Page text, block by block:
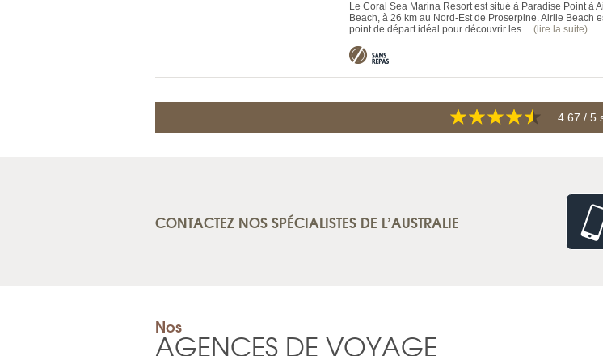
Le Coral Sea Marina Resort est situé à Paradise Point à
Beach, à 26 km au Nord-Est de Proserpine. Airlie Beach
point de départ idéal pour découvrir les ... (lire la suite)
4.67 / 5
CONTACTEZ NOS SPÉCIALISTES DE L’AUSTRALIE
Nos
AGENCES DE VOYAGE